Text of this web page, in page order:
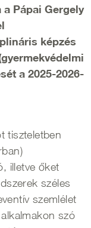
Pápai Gergely
képzés
a 2025-2026-
tiszteletben
illetve őket
széles
szemlélet
szó